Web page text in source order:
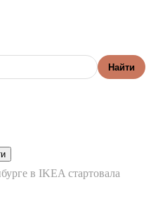
Найти
в IKEA стартовала